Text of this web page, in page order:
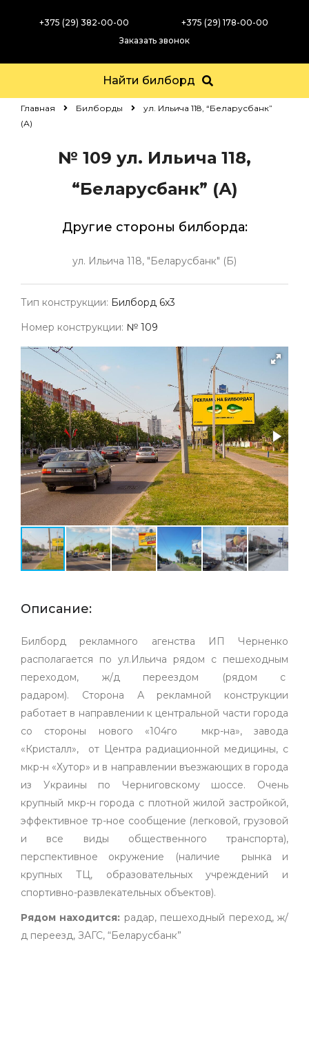
+375 (29) 382-00-00
+375 (29) 178-00-00
Заказать звонок
Найти билборд
Главная Билборды
ул. Ильича 118, “Беларусбанк”
(А)
№ 109 ул. Ильича 118,
“Беларусбанк” (А)
Другие стороны билборда:
ул. Ильича 118, "Беларусбанк" (Б)
Тип конструкции: Билборд 6х3
Номер конструкции: № 109
Описание:
Билборд рекламного агенства ИП Черненко
располагается по ул.Ильича рядом с пешеходным
переходом, ж/д переездом (рядом с
радаром). Сторона А рекламной конструкции
работает в направлении к центральной части города
со стороны нового «104го мкр-на», завода
«Кристалл», от Центра радиационной медицины, с
мкр-н «Хутор» и в направлении въезжающих в города
из Украины по Черниговскому шоссе. Очень
крупный мкр-н города с плотной жилой застройкой,
эффективное тр-ное сообщение (легковой, грузовой
и все виды общественного транспорта),
перспективное окружение (наличие рынка и
крупных ТЦ, образовательных учреждений и
спортивно-развлекательных объектов).
Рядом находится: радар, пешеходный переход, ж/
д переезд, ЗАГС, “Беларусбанк”